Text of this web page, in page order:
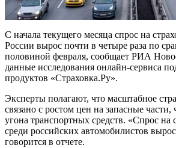
С начала текущего месяца спрос на
России вырос почти в четыре раза по
половиной февраля, сообщает РИА
данные исследования онлайн-сервиса
продуктов «Страховка.Ру».
Эксперты полагают, что масштабное
связано с ростом цен на запасные части,
угона транспортных средств. «Спрос на
среди российских автомобилистов
говорится в отчете.